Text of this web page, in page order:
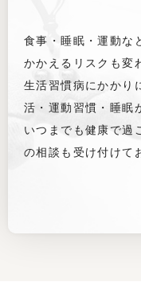
食事・睡眠・運動な
かかえるリスクも変
生活習慣病にかかり
活・運動習慣・睡眠
いつまでも健康で過
の相談も受け付けて